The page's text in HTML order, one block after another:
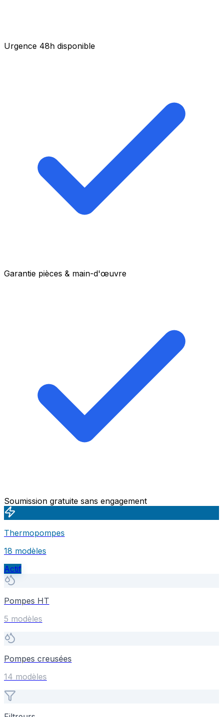
Urgence 48h disponible
Garantie pièces & main-d'œuvre
Soumission gratuite sans engagement
Thermopompes
18 modèles
Actif
Pompes HT
5 modèles
Pompes creusées
14 modèles